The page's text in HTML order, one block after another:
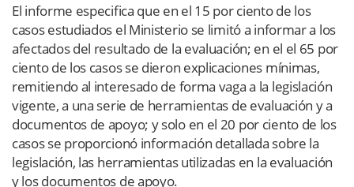
El informe especifica que en el 15 por ciento de los
casos estudiados el Ministerio se limitó a informar a los
afectados del resultado de la evaluación; en el el 65 por
ciento de los casos se dieron explicaciones mínimas,
remitiendo al interesado de forma vaga a la legislación
vigente, a una serie de herramientas de evaluación y a
documentos de apoyo; y solo en el 20 por ciento de los
casos se proporcionó información detallada sobre la
legislación, las herramientas utilizadas en la evaluación
y los documentos de apoyo.